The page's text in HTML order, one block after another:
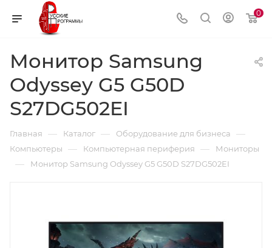
0
Монитор Samsung
Odyssey G5 G50D
S27DG502EI
Главная — Каталог — Оборудование для бизнеса —
Компьютеры — Компьютерная периферия — Мониторы
— Монитор Samsung Odyssey G5 G50D S27DG502EI